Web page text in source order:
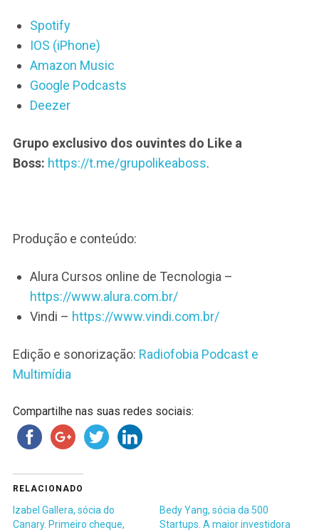
Spotify
IOS (iPhone)
Amazon Music
Google Podcasts
Deezer
Grupo exclusivo dos ouvintes do Like a
Boss: https://t.me/grupolikeaboss.
Produção e conteúdo:
Alura Cursos online de Tecnologia –
https://www.alura.com.br/
Vindi – https://www.vindi.com.br/
Edição e sonorização: Radiofobia Podcast e
Multimídia
Compartilhe nas suas redes sociais:
RELACIONADO
Izabel Gallera, sócia do
Canary. Primeiro cheque,
Bedy Yang, sócia da 500
Startups. A maior investidora